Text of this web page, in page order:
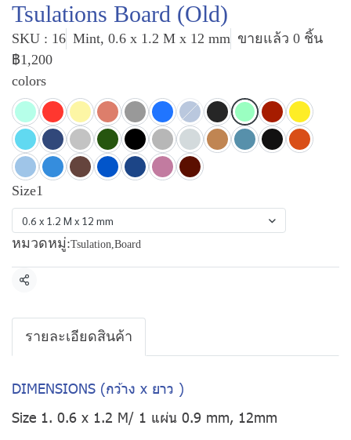
Tsulations Board (Old)
SKU : 16 Mint, 0.6 x 1.2 M x 12 mm ขายแล้ว 0 ชิ้น
฿1,200
colors
Size1
0.6 x 1.2 M x 12 mm
หมวดหมู่:Tsulation,Board
แชร์
รายละเอียดสินค้า
DIMENSIONS (กว้าง x ยาว )
Size 1. 0.6 x 1.2 M/ 1 แผ่น 0.9 mm, 12mm